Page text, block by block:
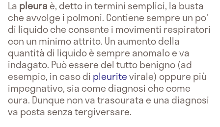
La pleuraè, detto in termini semplici, la busta
che avvolge i polmoni. Contiene sempre un po'
di liquido che consente i movimenti respiratori
con un minimo attrito. Un aumento della
quantità di liquido è sempre anomalo e va
indagato. Può essere del tutto benigno (ad
esempio, in caso di pleuritevirale) oppure più
impegnativo, sia come diagnosi che come
cura. Dunque non va trascurata e una diagnosi
va posta senza tergiversare.